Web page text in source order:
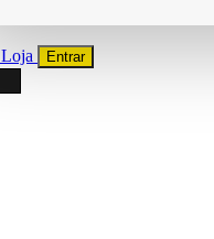
Loja Entrar